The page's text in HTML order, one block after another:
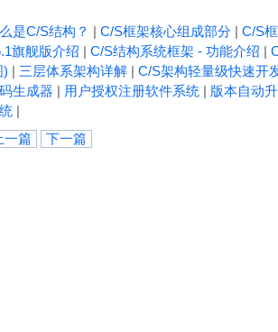
是C/S结构？ | C/S框架核心组成部分 | C/S
旗舰版介绍 | C/S结构系统框架 - 功能介绍 |
) | 三层体系架构详解 | C/S架构轻量级快速开
生成器 | 用户授权注册软件系统 | 版本自动
|
一篇
下一篇